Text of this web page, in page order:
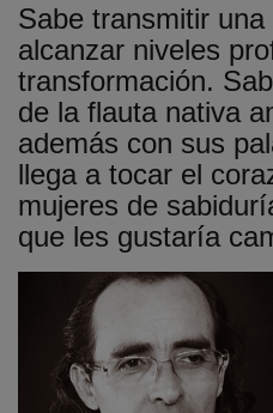
Sabe transmitir
alcanzar niveles
transformación.
de la flauta nativa
además con sus
llega a tocar el
mujeres de
que les gustaría